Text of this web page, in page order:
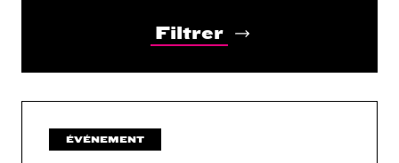
Filtrer
ÉVÉNEMENT